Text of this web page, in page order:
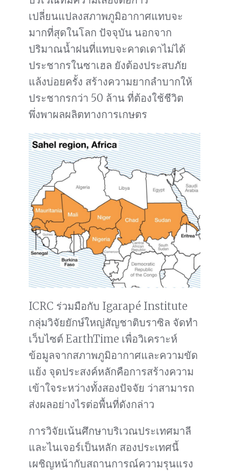
เปลี่ยนแปลงสภาพภูมิอากาศแทบจะ
มากที่สุดในโลก ปัจจุบัน นอกจาก
ปริมาณน้ำฝนที่แทบจะคาดเดาไม่ได้
ประชากรในซาเฮล ยังต้องประสบภัย
แล้งบ่อยครั้ง สร้างความยากลำบากให้
ประชากรกว่า 50 ล้าน ที่ต้องใช้ชีวิต
พึ่งพาผลผลิตทางการเกษตร
ICRC ร่วมมือกับ Igarapé Institute
กลุ่มวิจัยยักษ์ใหญ่สัญชาติบราซิล จัดทำ
เว็บไซต์ EarthTime เพื่อวิเคราะห์
ข้อมูลจากสภาพภูมิอากาศและความขัด
แย้ง จุดประสงค์หลักคือการสร้างความ
เข้าใจระหว่างทั้งสองปัจจัย ว่าสามารถ
ส่งผลอย่างไรต่อพื้นที่ดังกล่าว
การวิจัยเน้นศึกษาบริเวณประเทศมาลี
และไนเจอร์เป็นหลัก สองประเทศนี้
เผชิญหน้ากับสถานการณ์ความรุนแรง